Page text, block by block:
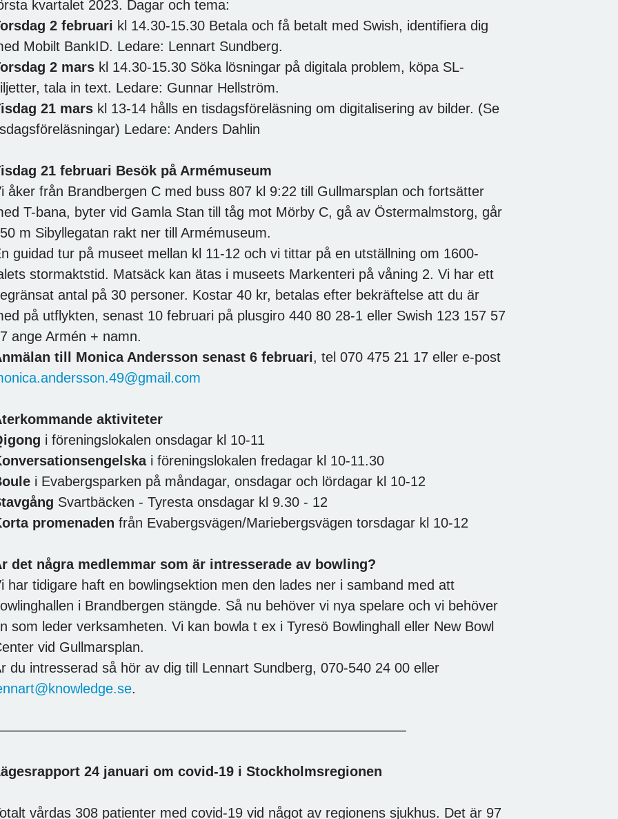
kvartalet 2023. Dagar och tema:
2 februari kl 14.30-15.30 Betala och få betalt med Swish, identifiera dig
Mobilt BankID. Ledare: Lennart Sundberg.
2 mars kl 14.30-15.30 Söka lösningar på digitala problem, köpa SL-
tala in text. Ledare: Gunnar Hellström.
21 mars kl 13-14 hålls en tisdagsföreläsning om digitalisering av bilder. (Se
Ledare: Anders Dahlin
21 februari Besök på Armémuseum
åker från Brandbergen C med buss 807 kl 9:22 till Gullmarsplan och fortsätter
T-bana, byter vid Gamla Stan till tåg mot Mörby C, gå av Östermalmstorg, går
m Sibyllegatan rakt ner till Armémuseum.
guidad tur på museet mellan kl 11-12 och vi tittar på en utställning om 1600-
stormaktstid. Matsäck kan ätas i museets Markenteri på våning 2. Vi har ett
antal på 30 personer. Kostar 40 kr, betalas efter bekräftelse att du är
på utflykten, senast 10 februari på plusgiro 440 80 28-1 eller Swish 123 157 57
ange Armén + namn.
till Monica Andersson senast 6 februari, tel 070 475 21 17 eller e-post
aktiviteter
i föreningslokalen onsdagar kl 10-11
i föreningslokalen fredagar kl 10-11.30
i Evabergsparken på måndagar, onsdagar och lördagar kl 10-12
Svartbäcken - Tyresta onsdagar kl 9.30 - 12
promenaden från Evabergsvägen/Mariebergsvägen torsdagar kl 10-12
det några medlemmar som är intresserade av bowling?
har tidigare haft en bowlingsektion men den lades ner i samband med att
i Brandbergen stängde. Så nu behöver vi nya spelare och vi behöver
som leder verksamheten. Vi kan bowla t ex i Tyresö Bowlinghall eller New Bowl
vid Gullmarsplan.
du intresserad så hör av dig till Lennart Sundberg, 070-540 24 00 eller
.
24 januari om covid-19 i Stockholmsregionen
vårdas 308 patienter med covid-19 vid något av regionens sjukhus. Det är 97